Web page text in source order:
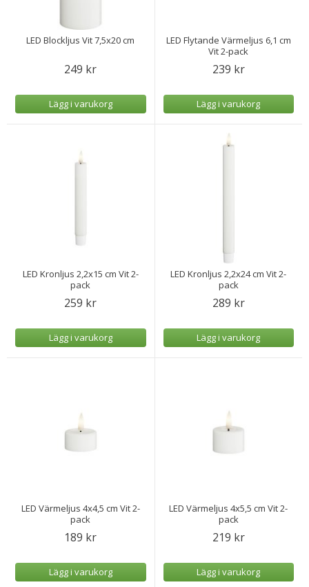
LED Blockljus Vit 7,5x20 cm
249 kr
Lägg i varukorg
LED Flytande Värmeljus 6,1 cm
Vit 2-pack
239 kr
Lägg i varukorg
LED Kronljus 2,2x15 cm Vit 2-
pack
259 kr
Lägg i varukorg
LED Kronljus 2,2x24 cm Vit 2-
pack
289 kr
Lägg i varukorg
LED Värmeljus 4x4,5 cm Vit 2-
pack
189 kr
Lägg i varukorg
LED Värmeljus 4x5,5 cm Vit 2-
pack
219 kr
Lägg i varukorg